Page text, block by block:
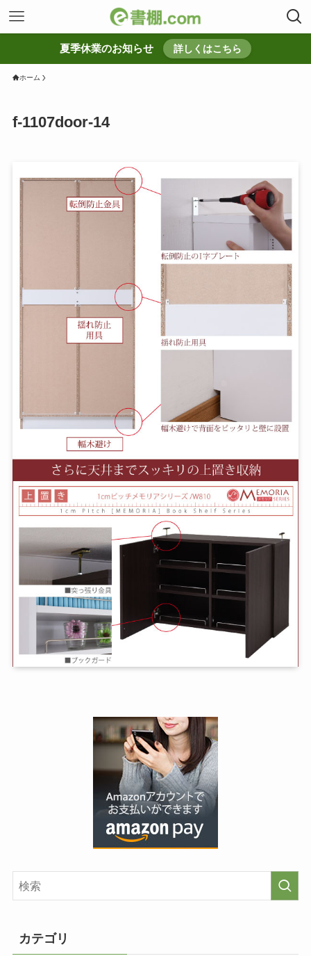
夏季休業のお知らせ 詳しくはこちら
ホーム
f-1107door-14
カテゴリ